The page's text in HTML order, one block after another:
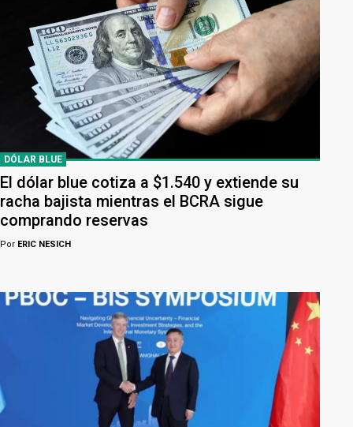
DÓLAR BLUE
El dólar blue cotiza a $1.540 y extiende su
racha bajista mientras el BCRA sigue
comprando reservas
Por ERIC NESICH